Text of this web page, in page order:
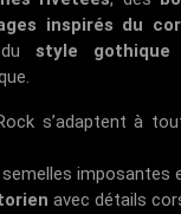
inspirés du
style gothique
s’adaptent à
semelles imposantes
avec détails